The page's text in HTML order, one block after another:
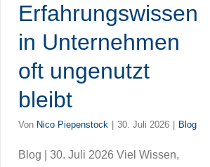
Erfahrungswissen
in Unternehmen
oft ungenutzt
bleibt
Von Nico Piepenstock 30. Juli 2026 Blog
Blog | 30. Juli 2026 Viel Wissen,